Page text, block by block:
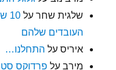
שלגית שחר על
העובדים שלהם
איריס על התחלנו…
מירב על פרדוקס